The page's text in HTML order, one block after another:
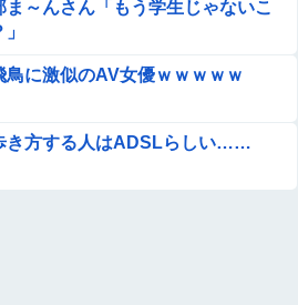
ま～んさん「もう学生じゃないこ
鳥に激似のAV女優ｗｗｗｗｗ
き方する人はADSLらしい……